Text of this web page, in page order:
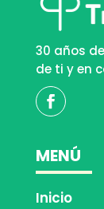
30 años
de ti y en
MENÚ
Inicio